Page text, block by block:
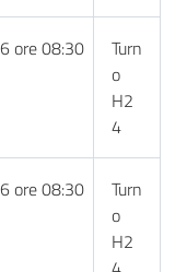
ore 08:30
Turn
o
H2
4
ore 08:30
Turn
o
H2